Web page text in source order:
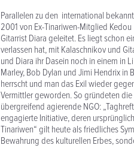
Parallelen zu den international
2001 von Ex-Tinariwen-Mitglied
Gitarrist Diara geleitet. Es liegt schon
verlassen hat, mit Kalaschnikov und
und Diara ihr Dasein noch in einem in
Marley, Bob Dylan und Jimi Hendrix
herrscht und man das Exil wieder
Vermittler geworden. So gründeten
übergreifend agierende NGO:
engagierte Initiative, deren
Tinariwen“ gilt heute als friedliches
Bewahrung des kulturellen Erbes,